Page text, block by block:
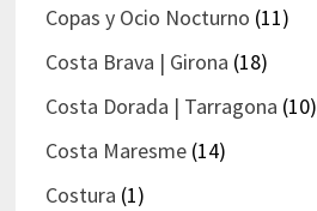
Copas y Ocio Nocturno (11)
Costa Brava | Girona (18)
Costa Dorada | Tarragona (10)
Costa Maresme(14)
Costura (1)